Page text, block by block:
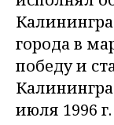
города в
победу и
июля 1996